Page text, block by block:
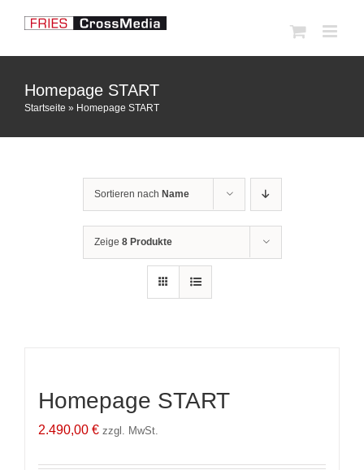
Inhalt
springen
Homepage START
Startseite » Homepage START
Sortieren nach Name
Zeige 8 Produkte
Homepage START
2.490,00 € zzgl. MwSt.